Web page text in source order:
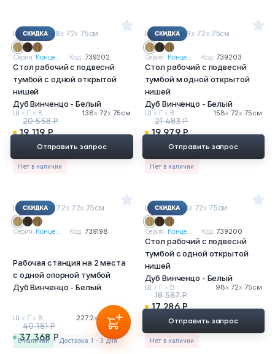
Ш хГхВ : 138х 72х 75см
Серия: Конце... Код: 739202
Стол рабочий с подвеснй
тумбой с одной открытой
нишей
Дуб Винченцо - Белый
Ш х Г х В : 138х72х75см
19 119 Р
20 558 Р
Нет в наличии
Отправить запрос
Ш хГхВ : 158х 72х 75см
Серия: Конце... Код: 739203
Стол рабочий с подвеснй
тумбой м одной открытой
нишей
Дуб Винченцо - Белый
Ш х Г х В : 158х 72х 75см
19 979 Р
21 483 Р
Нет в наличии
Отправить запрос
Ш хГхВ : 227.2х 72х 75см
Серия: Конце... Код: 739198
Рабочая станция на 2 места
с одной опорной тумбой
Дуб Винченцо - Белый
Ш х Г х В : 227.2х72х75см
37 368 Р
40 181 Р
в наличии Доставка 1 - 3 дня
Ш хГхВ : 98х 72х 75см
Серия: Конце... Код: 739200
Стол рабочий с подвеснй
тумбой с одной открытой
нишей
Дуб Винченцо - Белый
Ш х Г х В : 98х 72х 75см
17 286 Р
18 587 Р
Нет в наличии
Отправить запрос